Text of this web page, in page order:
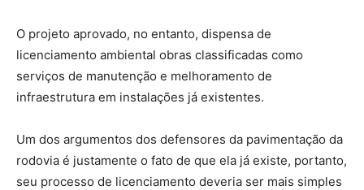
O projeto aprovado, no entanto, dispensa de
licenciamento ambiental obras classificadas como
serviços de manutenção e melhoramento de
infraestrutura em instalações já existentes.
Um dos argumentos dos defensores da pavimentação da
rodovia é justamente o fato de que ela já existe, portanto,
seu processo de licenciamento deveria ser mais simples